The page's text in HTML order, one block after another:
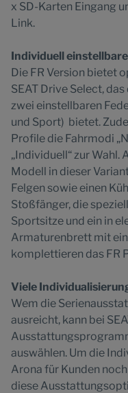
x SD-Karten Eingang
Link.
Individuell
Die FR Version bietet
SEAT Drive Select,
zwei einstellbaren
und Sport) bietet.
Profile die Fahrmodi
„Individuell“ zur Wahl.
Modell in dieser
Felgen sowie einen
Stoßfänger, die
Sportsitze und ein in
Armaturenbrett mit
komplettieren das FR
Viele
Wem die
ausreicht, kann bei
auswählen. Um die
Arona für Kunden
diese